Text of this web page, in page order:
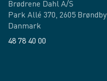
Brødrene Dahl A/S
Park Allé 370, 2605 Brøndby
Danmark
48 78 40 00